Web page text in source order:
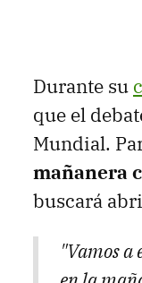
Durante su
que el
Mundial.
mañanera
buscará
"Vamos